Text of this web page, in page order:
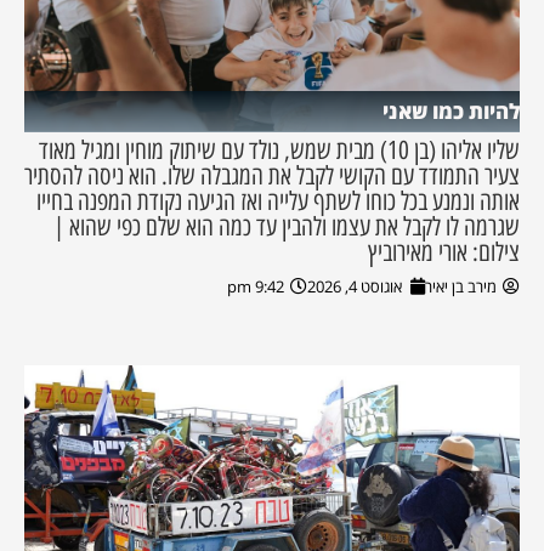
להיות כמו שאני
שליו אליהו (בן 10) מבית שמש, נולד עם שיתוק מוחין ומגיל מאוד
צעיר התמודד עם הקושי לקבל את המגבלה שלו. הוא ניסה להסתיר
אותה ונמנע בכל כוחו לשתף עלייה ואז הגיעה נקודת המפנה בחייו
שגרמה לו לקבל את עצמו ולהבין עד כמה הוא שלם כפי שהוא |
צילום: אורי מאירוביץ
מירב בן יאיר אוגוסט 4, 2026 9:42 pm